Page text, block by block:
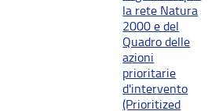
la rete Natura
2000 e del
Quadro delle
azioni
prioritarie
d'intervento
(Prioritized